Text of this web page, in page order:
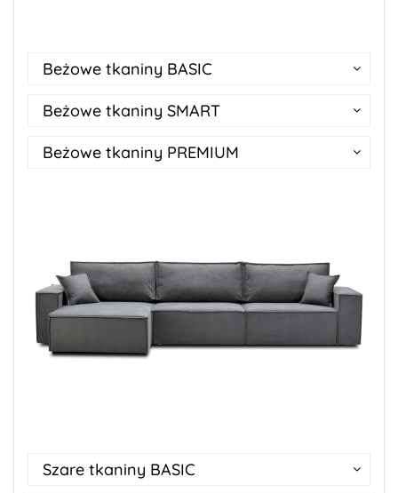
Beżowe tkaniny BASIC
Beżowe tkaniny SMART
Beżowe tkaniny PREMIUM
Szare tkaniny BASIC